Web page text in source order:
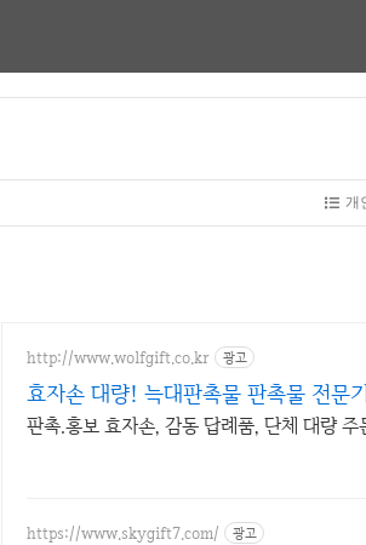
개
http://www.wolfgift.co.kr 광고
효자손 대량! 늑대판촉물 판촉물 전문
판촉.홍보 효자손, 감동 답례품, 단체 대량
https://www.skygift7.com/ 광고